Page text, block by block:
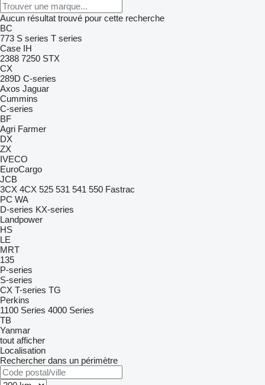
Aucun résultat trouvé pour cette recherche
BC
773 S series T series
Case IH
2388 7250 STX
CX
289D C-series
Axos Jaguar
Cummins
C-series
BF
Agri Farmer
DX
ZX
IVECO
EuroCargo
JCB
3CX 4CX 525 531 541 550 Fastrac
PC WA
D-series KX-series
Landpower
HS
LE
MRT
135
P-series
S-series
CX T-series TG
Perkins
1100 Series 4000 Series
TB
Yanmar
tout afficher
Localisation
Rechercher dans un périmètre